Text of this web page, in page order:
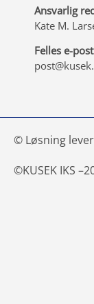
Ansvarlig
Kate M.
Felles e-post
© Løsning
©KUSEK IKS –